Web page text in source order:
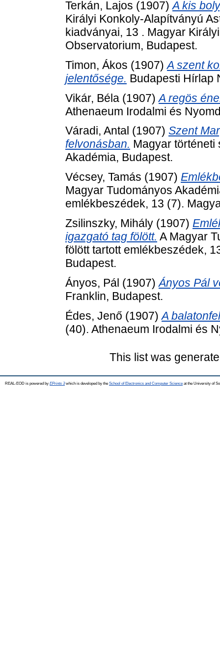
Terkán, Lajos (1907)A kis
Királyi Konkoly-Alapítványú
kiadványai, 13 . Magyar
Observatorium, Budapest.
Timon, Ákos (1907)A szent
jelentősége. Budapesti Hírlap
Vikár, Béla (1907)A regös
Athenaeum Irodalmi és
Váradi, Antal (1907) Szent
felvonásban. Magyar történeti
Akadémia, Budapest.
Vécsey, Tamás (1907)
Magyar Tudományos
emlékbeszédek, 13 (7).
Zsilinszky, Mihály (1907)
igazgató tag fölött. A Magyar
fölött tartott emlékbeszédek,
Budapest.
Ányos, Pál (1907)Ányos Pál
Franklin, Budapest.
Édes, Jenő (1907)A
(40). Athenaeum Irodalmi és
This list was
REAL-EOD is powered by EPrints 3which is developed by the School of Electronics and Computer Science at the University of